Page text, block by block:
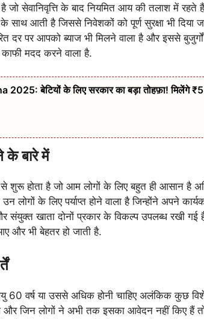
जो सेवानिवृत्ति के बाद नियमित आय की तलाश में
साथ आती है जिससे निवेशकों को पूर्ण सुरक्षा भी दिया
दर पर आपको ब्याज भी मिलने वाला है और इससे
मदद करने वाला है.
बेटियों के लिए सरकार का बड़ा तोहफ़ा! मिलेंगे
के बारे में
शुरू होता है जो आम लोगों के लिए बहुत ही आसान है
लोगों के लिए पर्याप्त होने वाला है जिन्होंने अपने
संयुक्त खाता दोनों प्रकार के विकल्प उपलब्ध रखी गई
और भी बेहतर हो जाती है.
वर्ष या उससे अधिक होनी चाहिए अलंकिक कुछ
जिन लोगों ने अभी तक इसका आवेदन नहीं किए हैं